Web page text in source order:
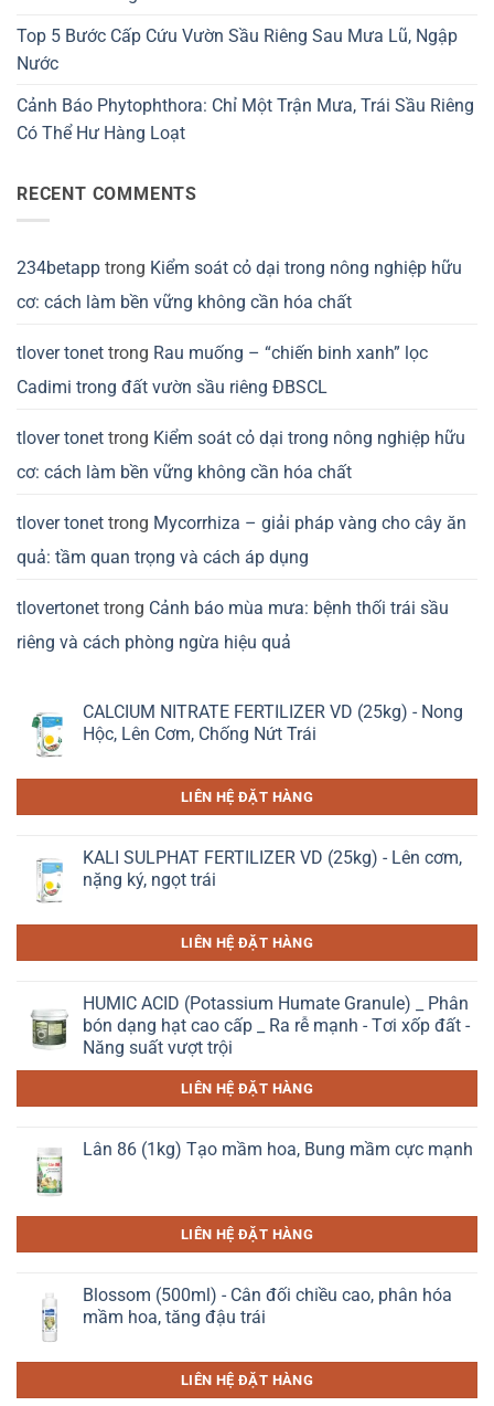
Top 5 Bước Cấp Cứu Vườn Sầu Riêng Sau Mưa Lũ, Ngập
Nước
Cảnh Báo Phytophthora: Chỉ Một Trận Mưa, Trái Sầu Riêng
Có Thể Hư Hàng Loạt
RECENT COMMENTS
234betapp trong Kiểm soát cỏ dại trong nông nghiệp hữu
cơ: cách làm bền vững không cần hóa chất
tlover tonet trong Rau muống – “chiến binh xanh” lọc
Cadimi trong đất vườn sầu riêng ĐBSCL
tlover tonet trong Kiểm soát cỏ dại trong nông nghiệp hữu
cơ: cách làm bền vững không cần hóa chất
tlover tonet trong Mycorrhiza – giải pháp vàng cho cây ăn
quả: tầm quan trọng và cách áp dụng
tlovertonet trong Cảnh báo mùa mưa: bệnh thối trái sầu
riêng và cách phòng ngừa hiệu quả
CALCIUM NITRATE FERTILIZER VD (25kg) - Nong
Hộc, Lên Cơm, Chống Nứt Trái
LIÊN HỆ ĐẶT HÀNG
KALI SULPHAT FERTILIZER VD (25kg) - Lên cơm,
nặng ký, ngọt trái
LIÊN HỆ ĐẶT HÀNG
HUMIC ACID (Potassium Humate Granule) _ Phân
bón dạng hạt cao cấp _ Ra rễ mạnh - Tơi xốp đất -
Năng suất vượt trội
LIÊN HỆ ĐẶT HÀNG
Lân 86 (1kg) Tạo mầm hoa, Bung mầm cực mạnh
LIÊN HỆ ĐẶT HÀNG
Blossom (500ml) - Cân đối chiều cao, phân hóa
mầm hoa, tăng đậu trái
LIÊN HỆ ĐẶT HÀNG